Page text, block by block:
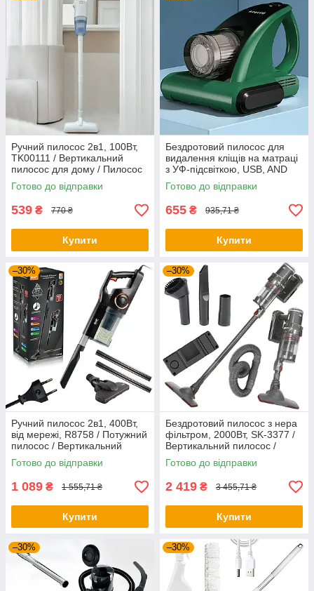
Ручний пилосос 2в1, 100Вт,
TK00111 / Вертикальний
пилосос для дому / Пилосос
з насадками
Готово до відправки
539 ₴ 770 ₴
Купити
Бездротовий пилосос для
видалення кліщів на матраці
з УФ-підсвіткою, USB, AND
XL-1051/ Портативний
пилосос
Готово до відправки
655 ₴ 935,71 ₴
Купити
–30%
Ручний пилосос 2в1, 400Вт,
від мережі, R8758 / Потужний
пилосос / Вертикальний
пилосос дротовий / Пилосос
без мішка
Готово до відправки
1 089 ₴ 1 555,71 ₴
Купити
–30%
Бездротовий пилосос з нера
фільтром, 2000Вт, SK-3377 /
Вертикальний пилосос /
Акумуляторний пилосос
Готово до відправки
2 419 ₴ 3 455,71 ₴
Купити
–30% –30%